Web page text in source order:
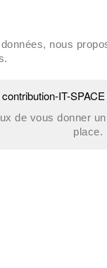
nous
de vous donner
place.